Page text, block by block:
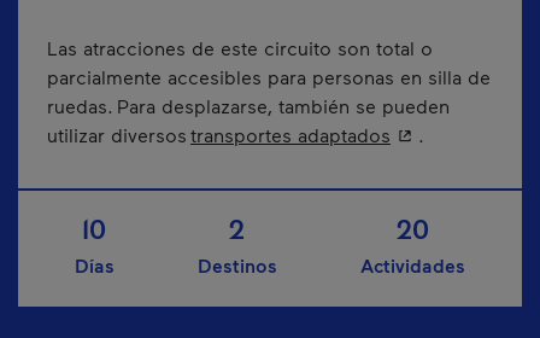
Las atracciones de este circuito son total o
parcialmente accesibles para personas en silla de
ruedas. Para desplazarse, también se pueden
utilizar diversos transportes adaptados - Este
Días
10
Destinos
2
Actividades
20